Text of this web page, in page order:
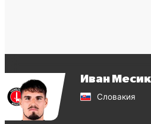
Иван Месик
Словакия